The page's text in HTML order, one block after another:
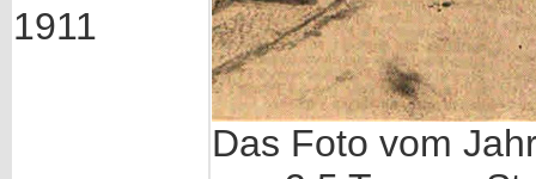
1911
Das Foto vom